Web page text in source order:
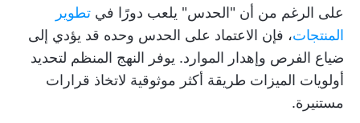
على الرغم من أن "الحدس" يلعب دورًا في تطوير
المنتجات، فإن الاعتماد على الحدس وحده قد يؤدي إلى
ضياع الفرص وإهدار الموارد. يوفر النهج المنظم لتحديد
أولويات الميزات طريقة أكثر موثوقية لاتخاذ قرارات
مستنيرة.